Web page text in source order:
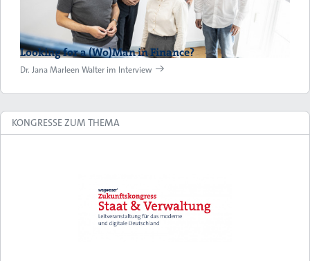
Looking for a (Wo)Man in Finance?
Dr. Jana Marleen Walter im Interview
KONGRESSE ZUM THEMA